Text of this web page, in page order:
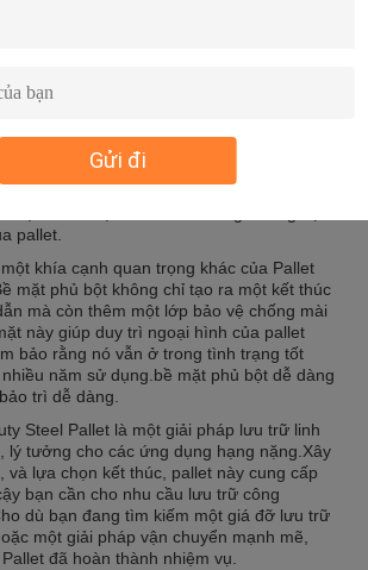
Gửi đi
chọn hoàn thiện, Heavy Duty Steel Pallet
phủ bột hoặc kẽm.Phần kết thúc phủ
chỉ làm tăng sự xuất hiện của pallet
lớp bảo vệ bổ sung.làm cho nó lý tưởng
pallet.
khía cạnh quan trọng khác của Pallet
mặt phủ bột không chỉ tạo ra một kết thúc
mà còn thêm một lớp bảo vệ chống mài
này giúp duy trì ngoại hình của pallet
bảo rằng nó vẫn ở trong tình trạng tốt
năm sử dụng.bề mặt phủ bột dễ dàng
trì dễ dàng.
Steel Pallet là một giải pháp lưu trữ linh
lý tưởng cho các ứng dụng hạng nặng.Xây
và lựa chọn kết thúc, pallet này cung cấp
bạn cần cho nhu cầu lưu trữ công
dù bạn đang tìm kiếm một giá đỡ lưu trữ
một giải pháp vận chuyển mạnh mẽ,
đã hoàn thành nhiệm vụ.